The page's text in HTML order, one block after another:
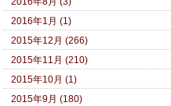
2016年1月 (1)
2015年12月 (266)
2015年11月 (210)
2015年10月 (1)
2015年9月 (180)